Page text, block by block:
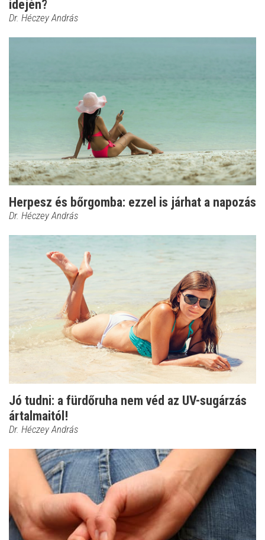
idején?
Dr. Héczey András
Herpesz és bőrgomba: ezzel is járhat a napozás
Dr. Héczey András
Jó tudni: a fürdőruha nem véd az UV-sugárzás
ártalmaitól!
Dr. Héczey András